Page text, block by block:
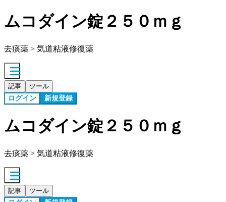
ムコダイン錠２５０ｍｇ
去痰薬 > 気道粘液修復薬
記事 ツール
ログイン 新規登録
ムコダイン錠２５０ｍｇ
去痰薬 > 気道粘液修復薬
記事 ツール